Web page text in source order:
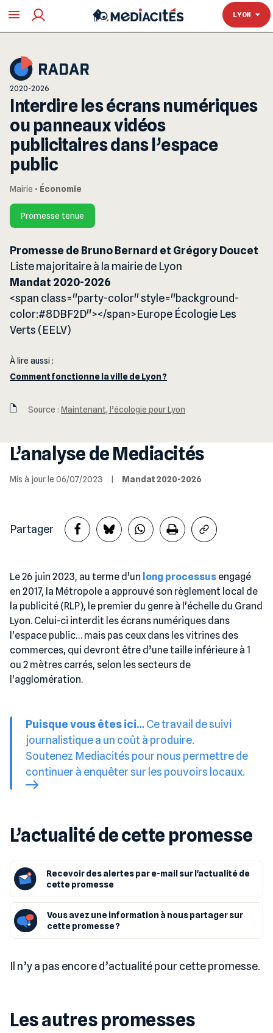
LYON
TOULOUSE
2020-2026
Interdire les écrans numériques
ou panneaux vidéos
publicitaires dans l’espace
public
Mairie • Économie
Promesse tenue
Promesse de Bruno Bernard et Grégory Doucet
Liste majoritaire à la mairie de Lyon
Mandat 2020-2026
<span class="party-color" style="background-
color:#8DBF2D"></span>Europe Écologie Les
Verts (EELV)
À lire aussi :
Comment fonctionne la ville de Lyon ?
Source : Maintenant, l’écologie pour Lyon
L’analyse de Mediacités
Mis à jour le 06/07/2023 Mandat 2020-2026
Partager
Le 26 juin 2023, au terme d'un long processus engagé
en 2017, la Métropole a approuvé son règlement local de
la publicité (RLP), le premier du genre à l'échelle du Grand
Lyon. Celui-ci interdit les écrans numériques dans
l'espace public… mais pas ceux dans les vitrines des
commerces, qui devront être d’une taille inférieure à 1
ou 2 mètres carrés, selon les secteurs de
l'agglomération.
Puisque vous êtes ici…Ce travail de suivi
journalistique a un coût à produire.
Soutenez Mediacités pour nous permettre de
continuer à enquêter sur les pouvoirs locaux.
L’actualité de cette promesse
Recevoir des alertes par e-mail sur l'actualité de
cette promesse
Vous avez une information à nous partager sur
cette promesse ?
Il n’y a pas encore d’actualité pour cette promesse.
Les autres promesses